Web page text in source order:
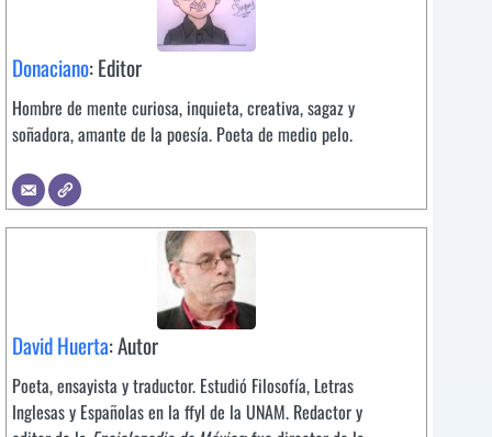
Donaciano: Editor
Hombre de mente curiosa, inquieta, creativa, sagaz y
soñadora, amante de la poesía. Poeta de medio pelo.
David Huerta: Autor
Poeta, ensayista y traductor. Estudió Filosofía, Letras
Inglesas y Españolas en la ffyl de la UNAM. Redactor y